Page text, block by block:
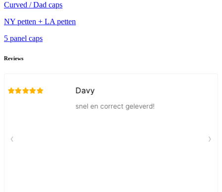
Curved / Dad caps
NY petten + LA petten
5 panel caps
Reviews